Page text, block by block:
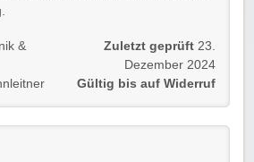
bis auf Weiteres.
im Bestellprozess
viel Spaß beim Sparen!
&
Zuletzt geprüft 23.
Dezember 2024
Gültig bis auf Widerruf